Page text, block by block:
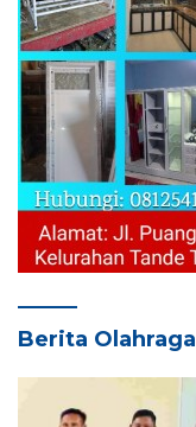
Berita Olahraga